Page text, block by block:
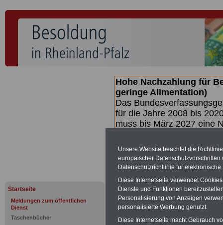
Startseite
Meldungen zum öffentlichen
Dienst
Taschenbücher
Hohe Nachzahlung für
geringe Alimentation)
Das
für die Jahre 2008 bis
muss bis März 2027 eine
(Beamte &
geben (Medienberichten
mind.3.000 und 13.000
hierzu eine Broschüre
des Gesetzentwurfs der
(wahrscheinlich im
Broschüre.
Unsere Website beachtet die
europäischer
Datenschutzrichtlinie für
Diese Internetseite verwendet
Dienste und Funktionen
Personalisierung von Anzeigen
personalisierte Werbung genutzt.
Diese Internetseite macht Gebrauch